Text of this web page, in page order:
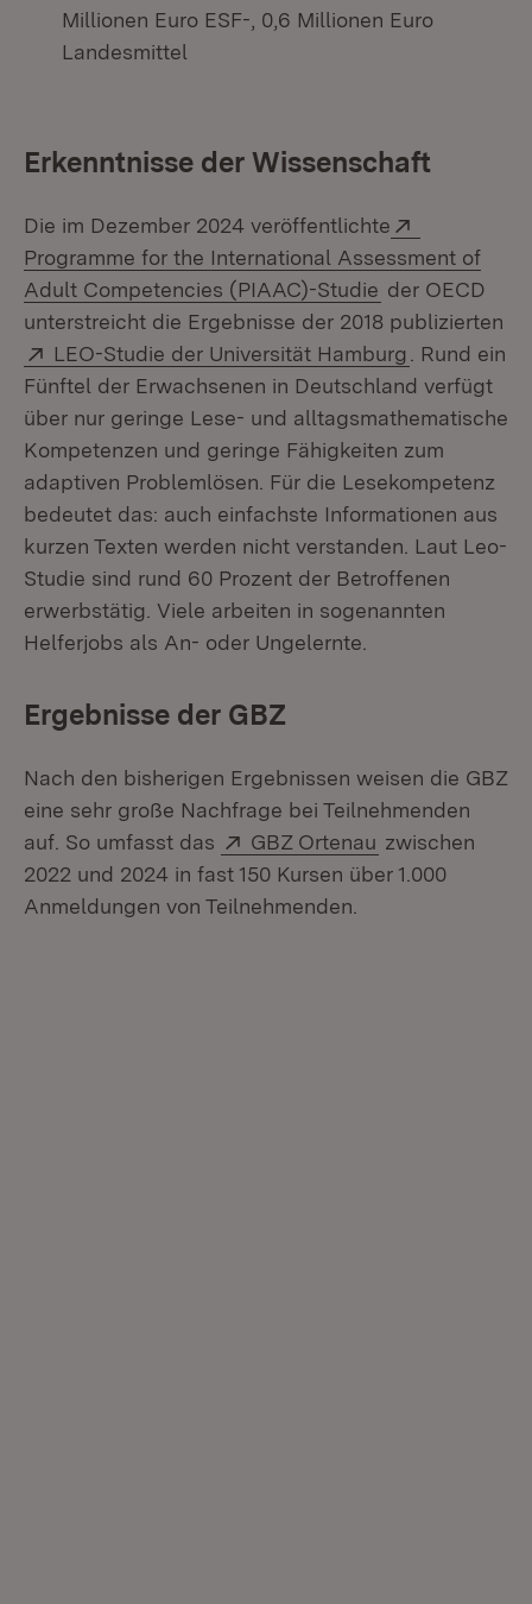
Millionen Euro ESF-, 0,6 Millionen Euro
Landesmittel
Erkenntnisse der Wissenschaft
Die im Dezember 2024 veröffentlichte
Programme for the International Assessment of
Adult Competencies (PIAAC)-Studie (Öffnet in
der OECD
unterstreicht die Ergebnisse der 2018 publizierten
Extern:
LEO-Studie der Universität Hamburg (Öffnet in
. Rund ein
Fünftel der Erwachsenen in Deutschland verfügt
über nur geringe Lese- und alltagsmathematische
Kompetenzen und geringe Fähigkeiten zum
adaptiven Problemlösen. Für die Lesekompetenz
bedeutet das: auch einfachste Informationen aus
kurzen Texten werden nicht verstanden. Laut Leo-
Studie sind rund 60 Prozent der Betroffenen
erwerbstätig. Viele arbeiten in sogenannten
Helferjobs als An- oder Ungelernte.
Ergebnisse der GBZ
Nach den bisherigen Ergebnissen weisen die GBZ
eine sehr große Nachfrage bei Teilnehmenden
auf. So umfasst das
Extern:
GBZ Ortenau (Öffnet in
zwischen
2022 und 2024 in fast 150 Kursen über 1.000
Anmeldungen von Teilnehmenden.